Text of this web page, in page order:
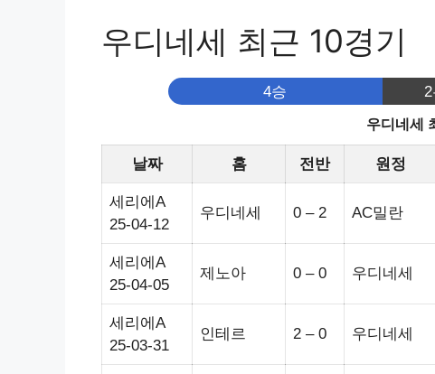
우디네세 최근 10경기
4승
우디네세
날짜 홈 전반 원정
세리에A
25-04-12
우디네세 0 – 2 AC밀란
세리에A
25-04-05
제노아 0 – 0 우디네세
세리에A
25-03-31
인테르 2 – 0 우디네세